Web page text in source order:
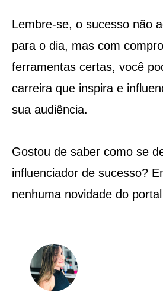
Lembre-se, o sucesso não
para o dia, mas com
ferramentas certas, você
carreira que inspira e
sua audiência.
Gostou de saber como se
influenciador de sucesso?
nenhuma novidade do portal